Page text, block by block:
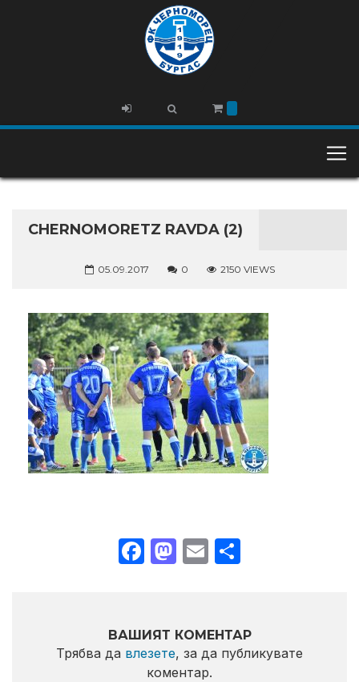
CHERNOMORETZ RAVDA (2)
05.09.2017 0 2150 VIEWS
Facebook
Mastodon
Email
ВАШИЯТ КОМЕНТАР
Трябва да влезете, за да публикувате
коментар.